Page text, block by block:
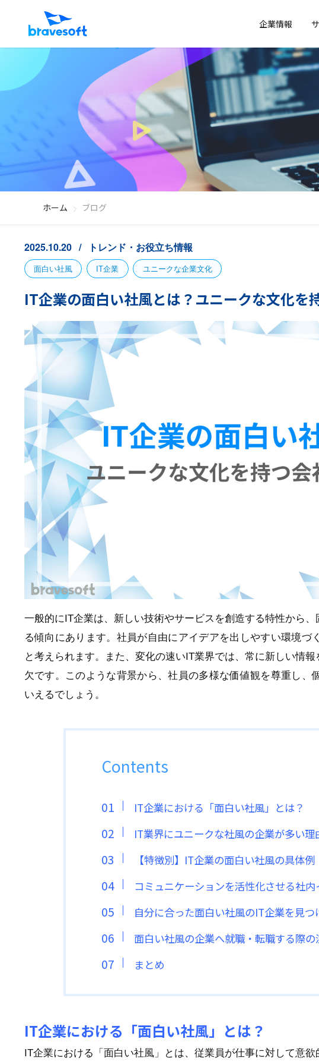
企業情報
ホーム ブログ
2025.10.20 トレンド・お役立ち情報
面白い社風 IT企業 ユニークな企業文化
IT企業の面白い社風とは？ユニークな文化を
一般的にIT企業は、新しい技術やサービスを創造する特性から
る傾向にあります。社員が自由にアイデアを出しやすい環境づ
と考えられます。また、変化の速いIT業界では、常に新しい情
欠です。このような背景から、社員の多様な価値観を尊重し、
いえるでしょう。
Contents
IT企業における「面白い社風」とは？
IT業界にユニークな社風の企業が多い理
【特徴別】IT企業の面白い社風の具体例
コミュニケーションを活性化させる社内
自分に合った面白い社風のIT企業を見つ
面白い社風の企業へ就職・転職する際の
まとめ
IT企業における「面白い社風」とは？
IT企業における「面白い社風」とは、従業員が仕事に対して意